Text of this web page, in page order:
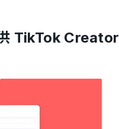
TikTok Creator